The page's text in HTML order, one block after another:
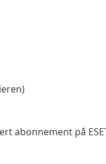
abonnement på